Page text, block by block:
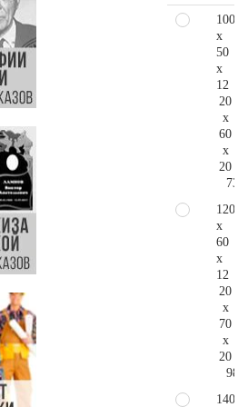
100
x
50
x
12
20
x
60
x
20
120
x
60
x
12
20
x
70
x
20
140